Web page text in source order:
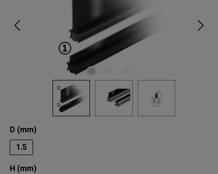
D (mm)auswählen
1.5
H (mm)auswählen